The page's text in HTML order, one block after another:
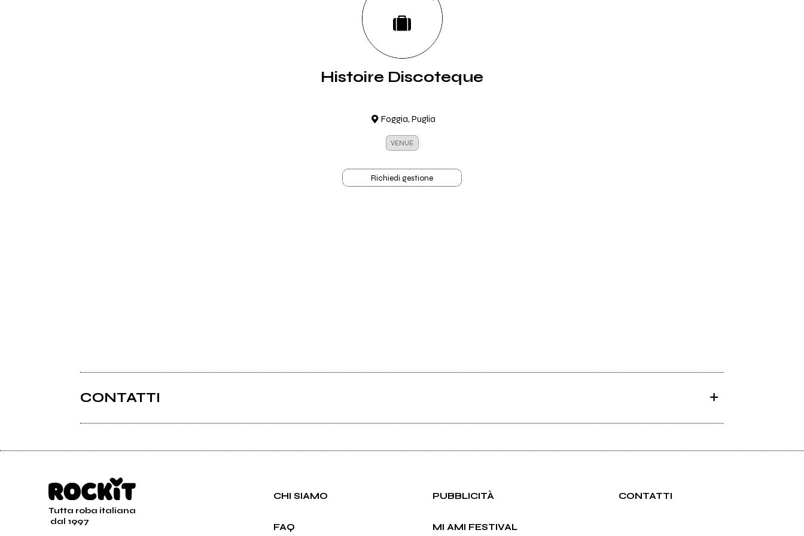
Histoire Discoteque
Foggia, Puglia
VENUE
Richiedi gestione
CONTATTI
Tutta roba italiana
dal 1997
CHI SIAMO PUBBLICITÀ CONTATTI
FAQ MI AMI FESTIVAL